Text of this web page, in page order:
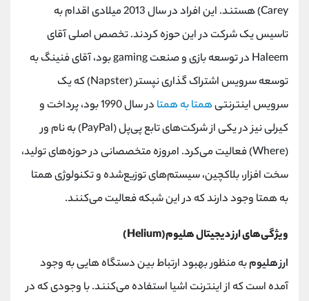
Carey) هستند. این افراد در سال 2013 میلادی اقدام به
تاسیس یک شرکت در این حوزه کردند. تخصص اصلی آقای
Haleem در توسعه بازی و صنعت gaming بود، آقای فنینگ به
توسعه سرویس اشتراک گذاری نپستر (Napster) که یک
سرویس اینترنتیهمتا به همتا
در سال 1990 بود، پرداخت و
کیرلی نیز در یکی از شرکت‌های تابع پی‌پل (PayPal) به نام ور
(Where) فعالیت می‌کرد. امروزه متخصصانی در حوزه‌های تولید،
سخت افزار، بلاکچین، سیستم‌های توزیع‌شده و تکنولوژی همتا
به همتا وجود دارند که در این شبکه فعالیت می‌کنند.
ویژگی‌های ارز دیجیتال هلیوم(Helium)
ارز هلیومبه منظور بهبود ارتباط بین دستگاه هایی به وجود
آمده است که از اینترنت اشیا استفاده می‌کنند. با وجودی که در